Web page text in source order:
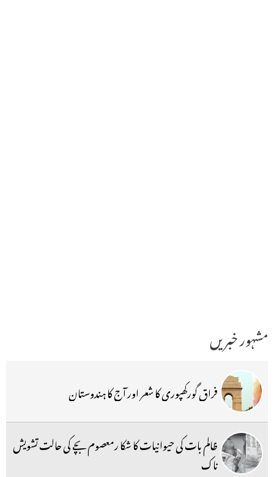
مشہور خبریں
فراق گورکھپوری کا شعر اور آج کا ہندوستان
ظالم بات کی حیوانیات کا شکا رمعصوم بچے کی حالت تشویش
ناک